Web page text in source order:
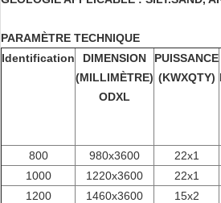
PARAMÈTRE TECHNIQUE
Identification
DIMENSION
(MILLIMÈTRE)
ODXL
PUISSANCE
(KWXQTY)
800
980x3600 22x1
1000
1220x3600 22x1
1200
1460x3600 15x2